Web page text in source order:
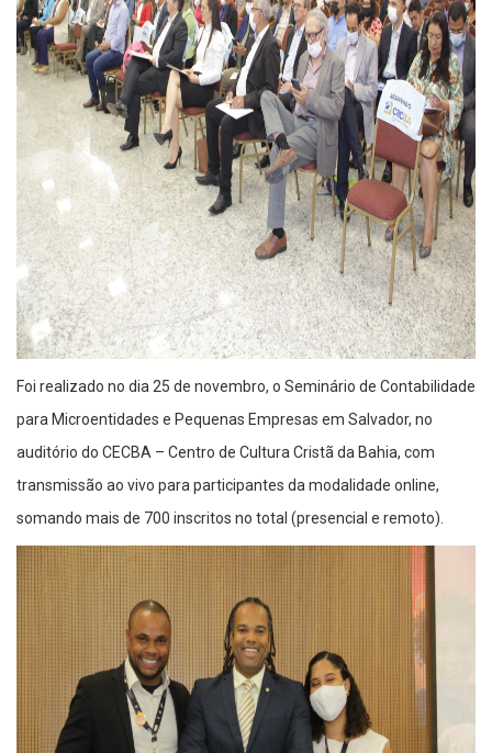
Foi realizado no dia 25 de novembro, o Seminário de Contabilidade
para Microentidades e Pequenas Empresas em Salvador, no
auditório do CECBA – Centro de Cultura Cristã da Bahia, com
transmissão ao vivo para participantes da modalidade online,
somando mais de 700 inscritos no total (presencial e remoto).